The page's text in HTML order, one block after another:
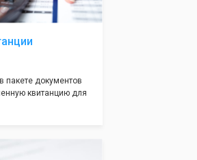
ведь у нас все
надежные!
документов
квитанцию для
инспекции при